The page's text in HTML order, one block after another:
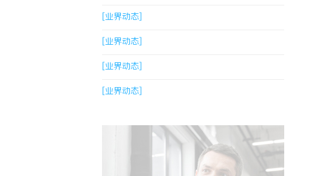
[业界动态]
[业界动态]
[业界动态]
[业界动态]